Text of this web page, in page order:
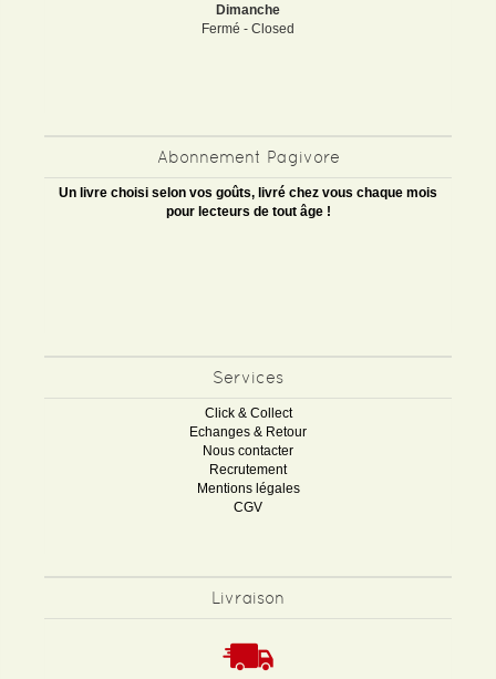
Dimanche
Fermé - Closed
Abonnement Pagivore
Un livre choisi selon vos goûts, livré chez vous chaque mois
pour lecteurs de tout âge !
Services
Click & Collect
Echanges & Retour
Nous contacter
Recrutement
Mentions légales
CGV
Livraison